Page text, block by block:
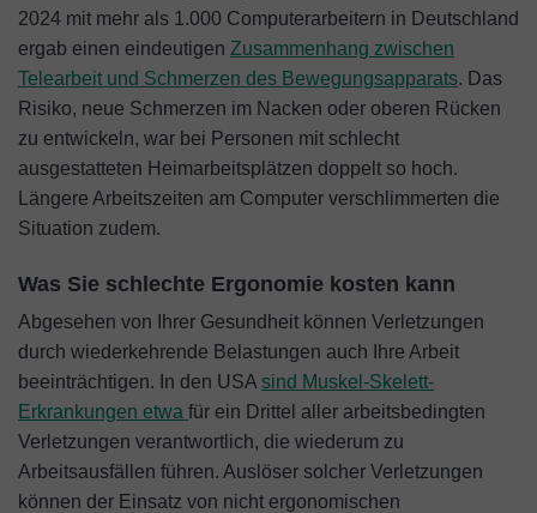
2024 mit mehr als 1.000 Computerarbeitern in Deutschland
ergab einen eindeutigen Zusammenhang zwischen
Telearbeit und Schmerzen des Bewegungsapparats. Das
Risiko, neue Schmerzen im Nacken oder oberen Rücken
zu entwickeln, war bei Personen mit schlecht
ausgestatteten Heimarbeitsplätzen doppelt so hoch.
Längere Arbeitszeiten am Computer verschlimmerten die
Situation zudem.
Was Sie schlechte Ergonomie kosten kann
Abgesehen von Ihrer Gesundheit können Verletzungen
durch wiederkehrende Belastungen auch Ihre Arbeit
beeinträchtigen. In den USA sind Muskel-Skelett-
Erkrankungen etwa für ein Drittel aller arbeitsbedingten
Verletzungen verantwortlich, die wiederum zu
Arbeitsausfällen führen. Auslöser solcher Verletzungen
können der Einsatz von nicht ergonomischen